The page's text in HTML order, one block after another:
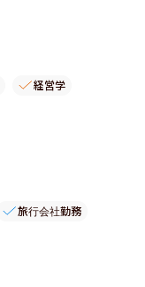
経営学
旅行会社勤務